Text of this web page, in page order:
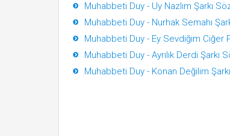
Muhabbeti Duy - Uy Nazlım Şarkı
Muhabbeti Duy - Nurhak Semahı
Muhabbeti Duy - Ey Sevdiğim Ciğer
Muhabbeti Duy - Ayrılık Derdi Şarkı
Muhabbeti Duy - Konan Değilim